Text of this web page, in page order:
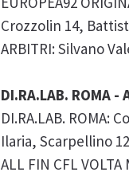
Crozzolin 14,
ARBITRI: Silvano
DI.RA.LAB. ROMA
DI.RA.LAB. ROMA:
Ilaria, Scarpellino
ALL FIN CFL